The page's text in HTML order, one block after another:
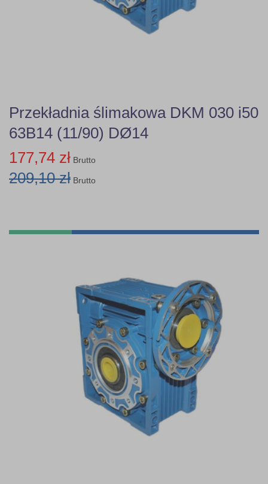
Przekładnia ślimakowa DKM 030 i50
63B14 (11/90) DØ14
177,74 zł Brutto
209,10 zł Brutto